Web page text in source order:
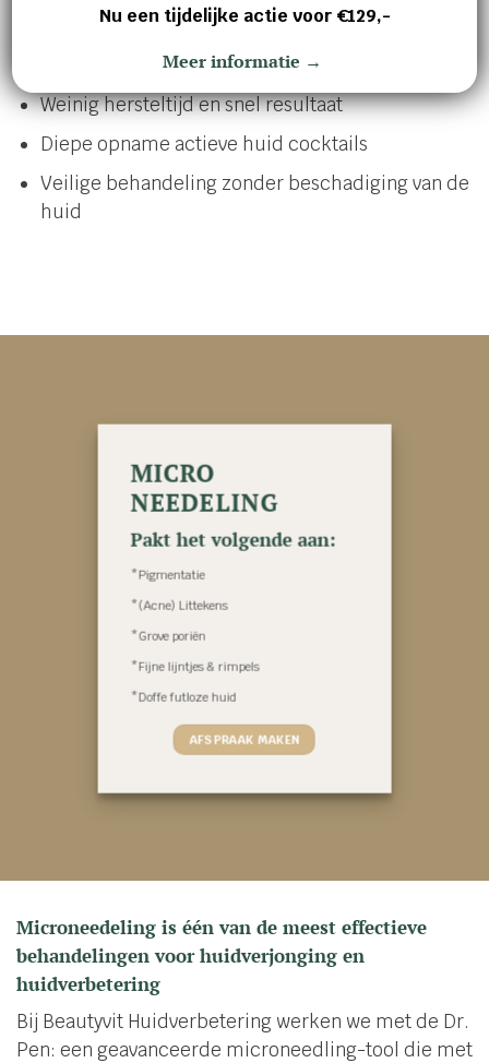
Een stevigere, gladdere en vollere huid
Geschikt voor verschillende huidproblemen
Weinig hersteltijd en snel resultaat
Diepe opname actieve huid cocktails
Veilige behandeling zonder beschadiging van de
huid
MICRO
NEEDELING
Pakt het volgende aan:
*Pigmentatie
*(Acne) Littekens
*Grove poriën
*Fijne lijntjes & rimpels
*Doffe futloze huid
AFSPRAAK MAKEN
Microneedeling is één van de meest effectieve
behandelingen voor huidverjonging en
huidverbetering
Bij Beautyvit Huidverbetering werken we met de Dr.
Pen: een geavanceerde microneedling-tool die met
Nu een tijdelijke actie voor €129,-
Meer informatie →